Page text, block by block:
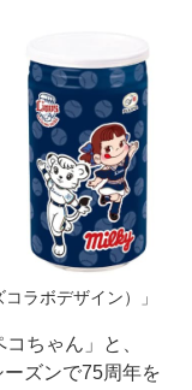
ラボデザイン）」
ちゃん」と、
ーズンで75周年を